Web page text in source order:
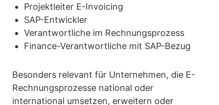
Projektleiter E-Invoicing
SAP-Entwickler
Verantwortliche im Rechnungsprozess
Finance-Verantwortliche mit SAP-Bezug
Besonders relevant für Unternehmen, die E-
Rechnungsprozesse national oder
international umsetzen, erweitern oder